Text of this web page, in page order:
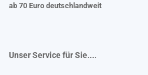
ab 70 Euro deutschlandweit
Unser Service für Sie....